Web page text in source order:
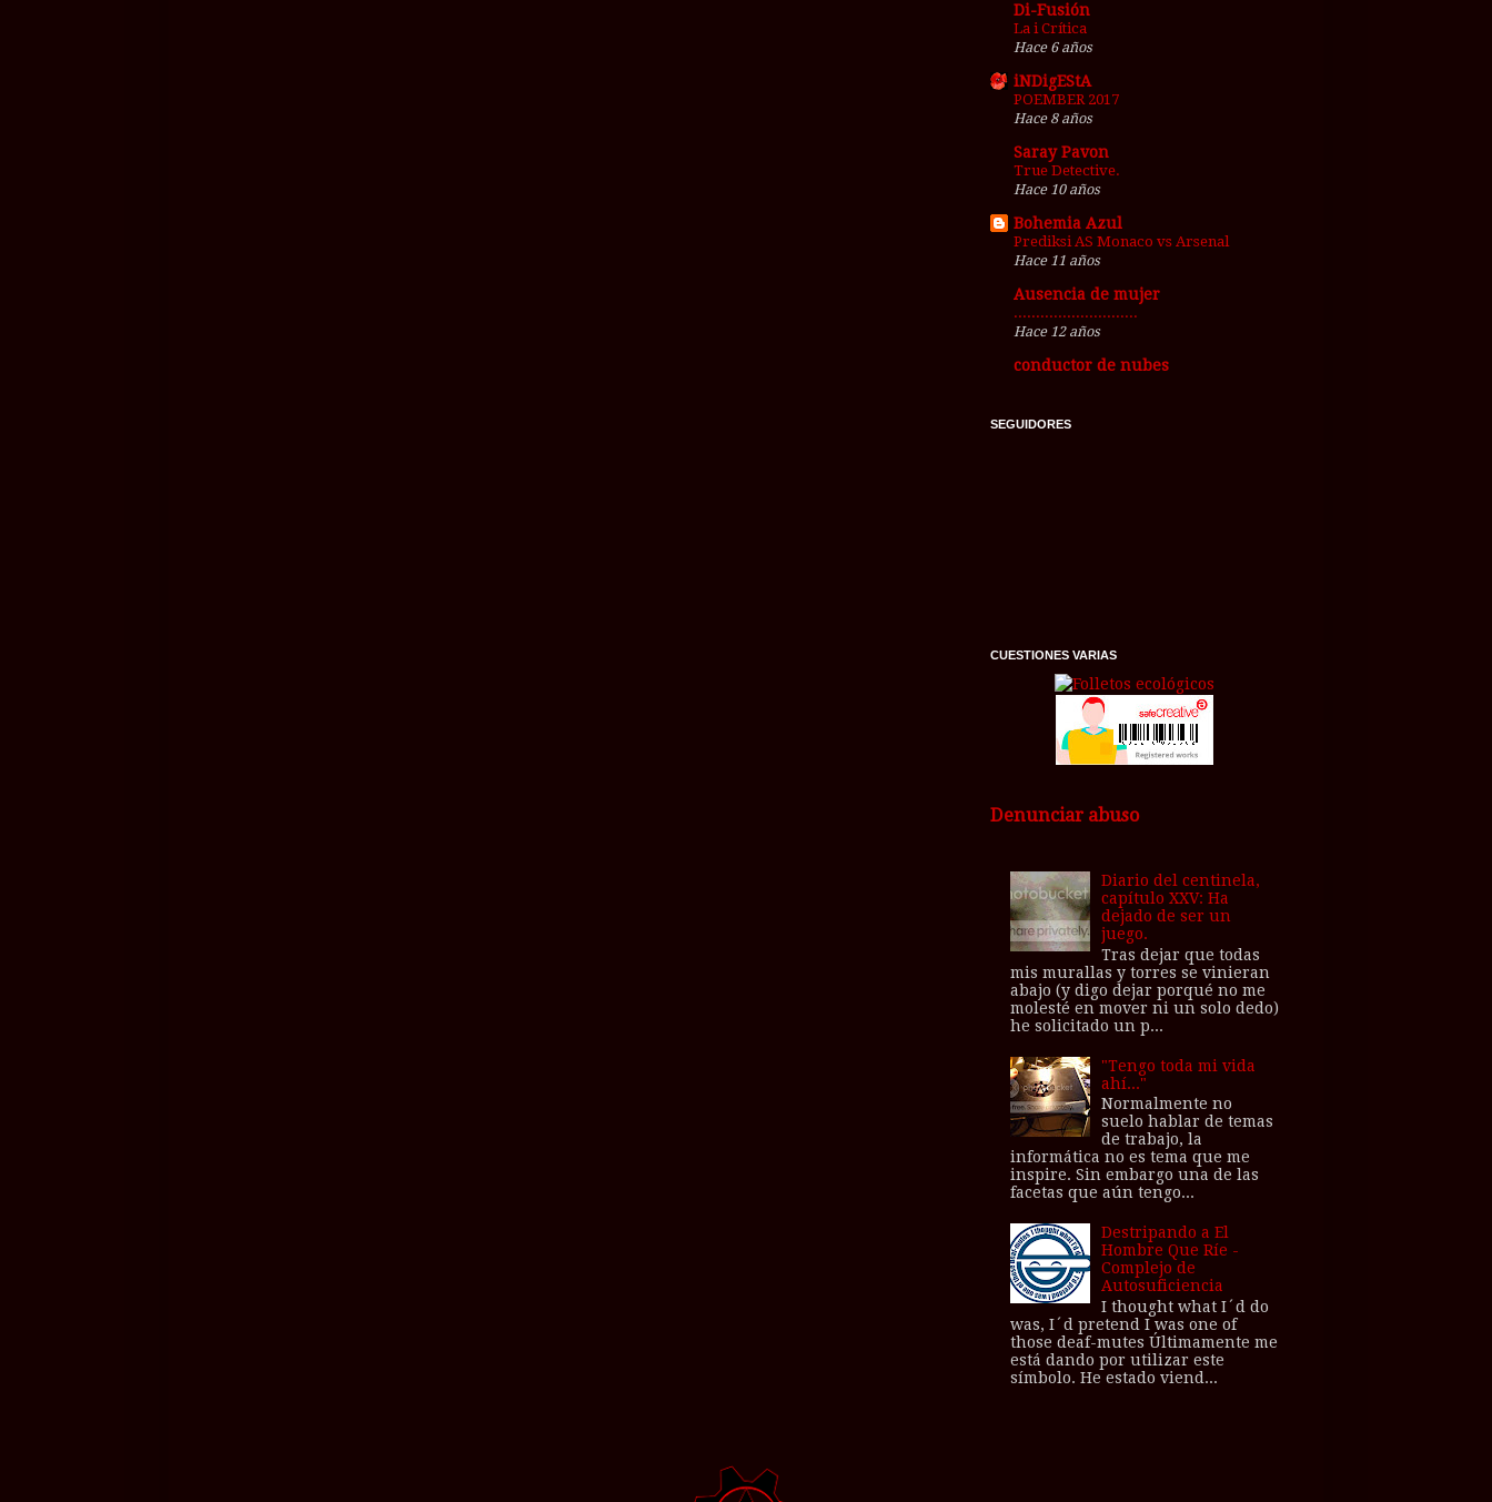
Di-Fusión
La i Crítica
Hace 6 años
iNDigEStA
POEMBER 2017
Hace 8 años
Saray Pavon
True Detective.
Hace 10 años
Bohemia Azul
Prediksi AS Monaco vs Arsenal
Hace 11 años
Ausencia de mujer
............................
Hace 12 años
conductor de nubes
SEGUIDORES
CUESTIONES VARIAS
Denunciar abuso
Diario del centinela,
capítulo XXV: Ha
dejado de ser un
juego.
Tras dejar que todas
mis murallas y torres se vinieran
abajo (y digo dejar porqué no me
molesté en mover ni un solo dedo)
he solicitado un p...
"Tengo toda mi vida
ahí..."
Normalmente no
suelo hablar de temas
de trabajo, la
informática no es tema que me
inspire. Sin embargo una de las
facetas que aún tengo...
Destripando a El
Hombre Que Ríe -
Complejo de
Autosuficiencia
I thought what I´d do
was, I´d pretend I was one of
those deaf-mutes Últimamente me
está dando por utilizar este
símbolo. He estado viend...